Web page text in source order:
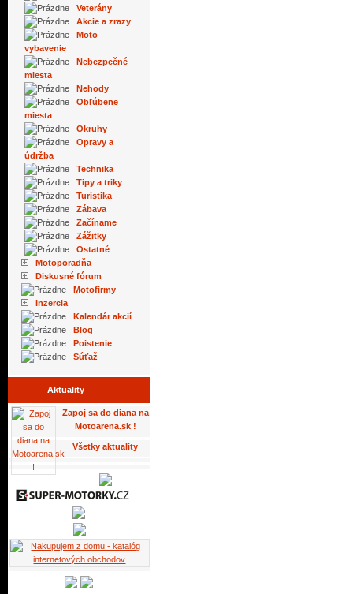
Veterány
Akcie a zrazy
Moto
vybavenie
Nebezpečné
miesta
Nehody
Obľúbene
miesta
Okruhy
Opravy a
údržba
Technika
Tipy a triky
Turistika
Zábava
Začíname
Zážitky
Ostatné
Motoporadňa
Diskusné fórum
Motofirmy
Inzercia
Kalendár akcií
Blog
Poistenie
Súťaž
Aktuality
Zapoj sa do diana na
Motoarena.sk !
Všetky aktuality